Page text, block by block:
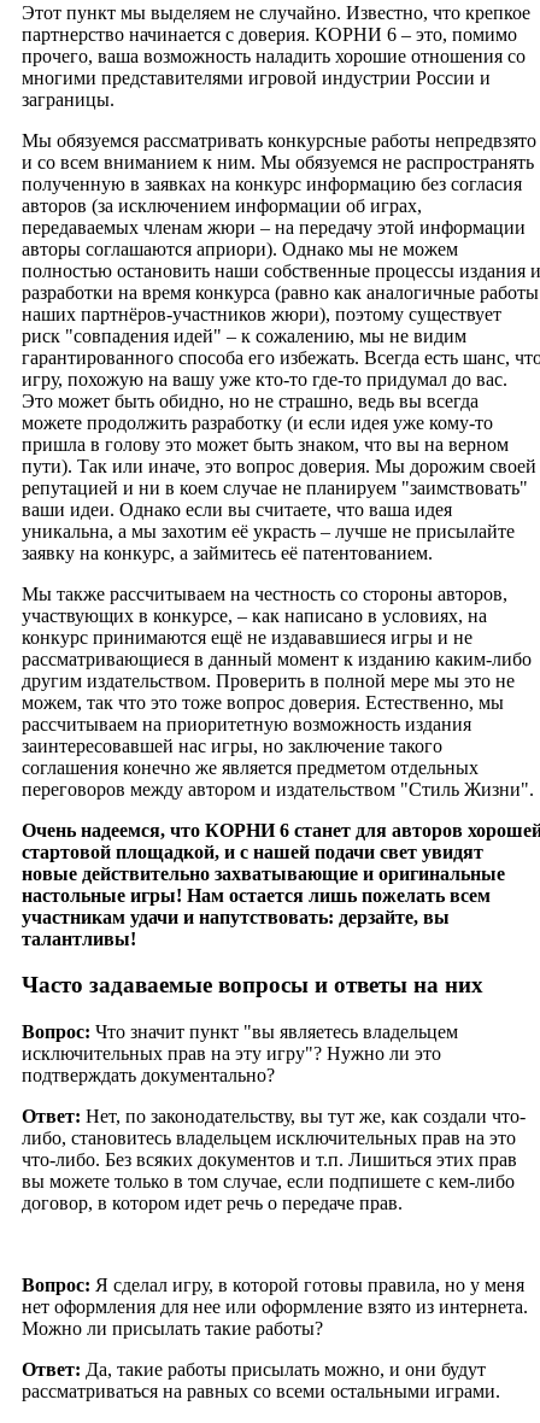
Этот пункт мы выделяем не случайно. Известно, что крепкое
партнерство начинается с доверия. КОРНИ 6 – это, помимо
прочего, ваша возможность наладить хорошие отношения со
многими представителями игровой индустрии России и
заграницы.
Мы обязуемся рассматривать конкурсные работы непредвзято
и со всем вниманием к ним. Мы обязуемся не распространять
полученную в заявках на конкурс информацию без согласия
авторов (за исключением информации об играх,
передаваемых членам жюри – на передачу этой информации
авторы соглашаются априори). Однако мы не можем
полностью остановить наши собственные процессы издания и
разработки на время конкурса (равно как аналогичные работы
наших партнёров-участников жюри), поэтому существует
риск "совпадения идей" – к сожалению, мы не видим
гарантированного способа его избежать. Всегда есть шанс,
игру, похожую на вашу уже кто-то где-то придумал до вас.
Это может быть обидно, но не страшно, ведь вы всегда
можете продолжить разработку (и если идея уже кому-то
пришла в голову это может быть знаком, что вы на верном
пути). Так или иначе, это вопрос доверия. Мы дорожим своей
репутацией и ни в коем случае не планируем "заимствовать"
ваши идеи. Однако если вы считаете, что ваша идея
уникальна, а мы захотим её украсть – лучше не присылайте
заявку на конкурс, а займитесь её патентованием.
Мы также рассчитываем на честность со стороны авторов,
участвующих в конкурсе, – как написано в условиях, на
конкурс принимаются ещё не издававшиеся игры и не
рассматривающиеся в данный момент к изданию каким-либо
другим издательством. Проверить в полной мере мы это не
можем, так что это тоже вопрос доверия. Естественно, мы
рассчитываем на приоритетную возможность издания
заинтересовавшей нас игры, но заключение такого
соглашения конечно же является предметом отдельных
переговоров между автором и издательством "Стиль Жизни".
Очень надеемся, что КОРНИ 6 станет для авторов
стартовой площадкой, и с нашей подачи свет увидят
новые действительно захватывающие и оригинальные
настольные игры! Нам остается лишь пожелать всем
участникам удачи и напутствовать: дерзайте, вы
талантливы!
Часто задаваемые вопросы и ответы на них
Вопрос: Что значит пункт "вы являетесь владельцем
исключительных прав на эту игру"? Нужно ли это
подтверждать документально?
Ответ: Нет, по законодательству, вы тут же, как создали что-
либо, становитесь владельцем исключительных прав на это
что-либо. Без всяких документов и т.п. Лишиться этих прав
вы можете только в том случае, если подпишете с кем-либо
договор, в котором идет речь о передаче прав.
Вопрос: Я сделал игру, в которой готовы правила, но у меня
нет оформления для нее или оформление взято из интернета.
Можно ли присылать такие работы?
Ответ: Да, такие работы присылать можно, и они будут
рассматриваться на равных со всеми остальными играми.